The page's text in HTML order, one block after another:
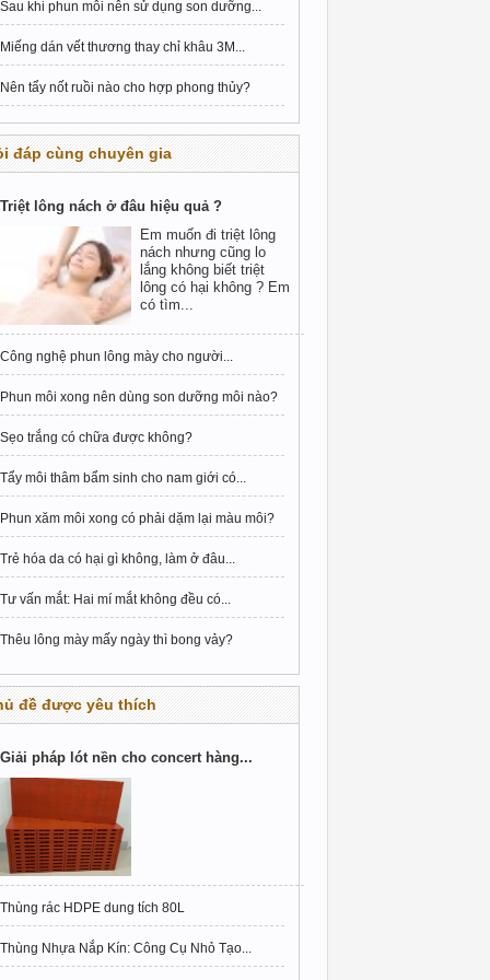
Sau khi phun môi nên sử dụng son dưỡng...
Miếng dán vết thương thay chỉ khâu 3M...
Nên tẩy nốt ruồi nào cho hợp phong thủy?
đáp cùng chuyên gia
Triệt lông nách ở đâu hiệu quả ?
Em muốn đi triệt lông
nách nhưng cũng lo
lắng không biết triệt
lông có hại không ? Em
có tìm...
Công nghệ phun lông mày cho người...
Phun môi xong nên dùng son dưỡng môi nào?
Sẹo trắng có chữa được không?
Tẩy môi thâm bẩm sinh cho nam giới có...
Phun xăm môi xong có phải dặm lại màu môi?
Trẻ hóa da có hại gì không, làm ở đâu...
Tư vấn mắt: Hai mí mắt không đều có...
Thêu lông mày mấy ngày thì bong vảy?
đề được yêu thích
Giải pháp lót nền cho concert hàng...
Thùng rác HDPE dung tích 80L
Thùng Nhựa Nắp Kín: Công Cụ Nhỏ Tạo...